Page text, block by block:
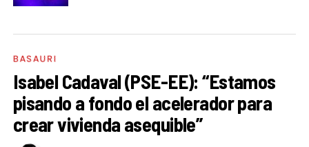
BASAURI
Isabel Cadaval (PSE-EE): “Estamos
pisando a fondo el acelerador para
crear vivienda asequible”